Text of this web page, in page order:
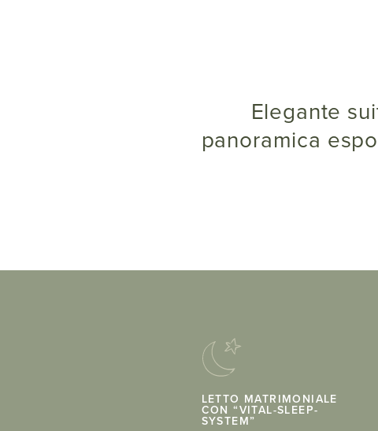
Elegante suite con pavimento in legno, splendida loggia
panoramica
LETTO MATRIMONIALE
CON “VITAL-SLEEP-
SYSTEM”